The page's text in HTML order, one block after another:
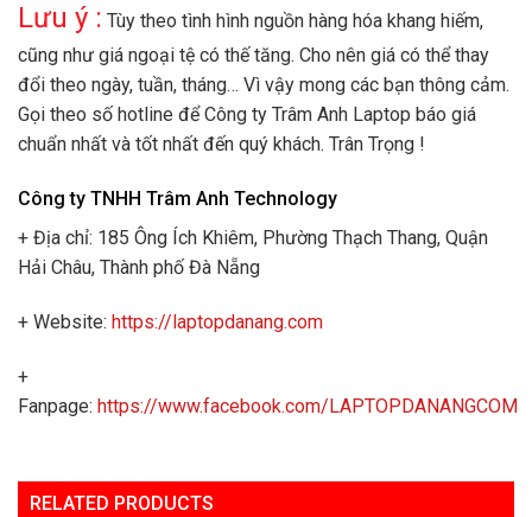
Lưu ý : Tùy theo tình hình nguồn hàng hóa khang hiếm,
cũng như giá ngoại tệ có thế tăng. Cho nên giá có thể thay
đổi theo ngày, tuần, tháng… Vì vậy mong các bạn thông cảm.
Gọi theo số hotline để Công ty Trâm Anh Laptop báo giá
chuẩn nhất và tốt nhất đến quý khách. Trân Trọng !
Công ty TNHH Trâm Anh Technology
+ Địa chỉ: 185 Ông Ích Khiêm, Phường Thạch Thang, Quận
Hải Châu, Thành phố Đà Nẵng
+ Website: https://laptopdanang.com
+
Fanpage: https://www.facebook.com/LAPTOPDANANGCOM
RELATED PRODUCTS